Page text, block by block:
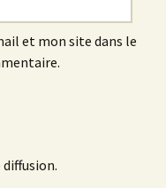
et mon site dans le